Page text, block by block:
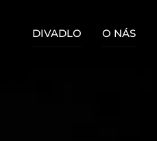
DIVADLO O NÁS